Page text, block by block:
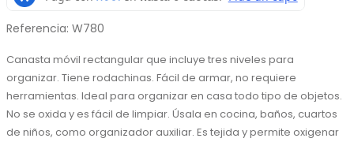
Referencia: W780
Canasta móvil rectangular que incluye tres niveles para
organizar. Tiene rodachinas. Fácil de armar, no requiere
herramientas. Ideal para organizar en casa todo tipo de objetos.
No se oxida y es fácil de limpiar. Úsala en cocina, baños, cuartos
de niños, como organizador auxiliar. Es tejida y permite oxigenar